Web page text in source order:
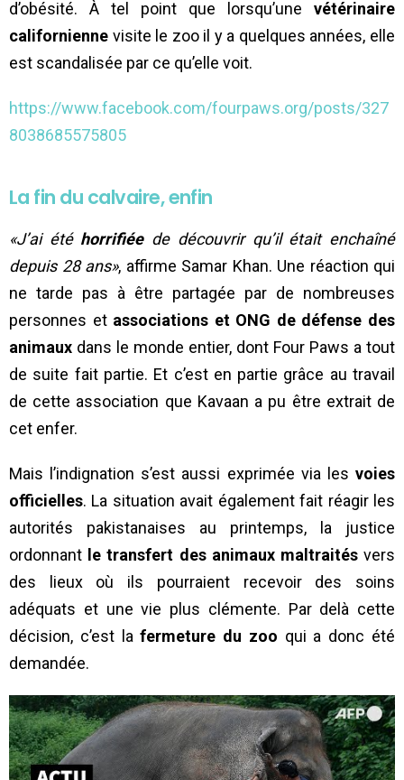
d’obésité. À tel point que lorsqu’une vétérinaire
californienne visite le zoo il y a quelques années, elle
est scandalisée par ce qu’elle voit.
https://www.facebook.com/fourpaws.org/posts/327
8038685575805
La fin du calvaire, enfin
«J’ai été horrifiéede découvrir qu’il était enchaîné
depuis 28 ans», affirme Samar Khan. Une réaction qui
ne tarde pas à être partagée par de nombreuses
personnes et associations et ONG de défense des
animaux dans le monde entier, dont Four Paws a tout
de suite fait partie. Et c’est en partie grâce au travail
de cette association que Kavaan a pu être extrait de
cet enfer.
Mais l’indignation s’est aussi exprimée via les voies
officielles. La situation avait également fait réagir les
autorités pakistanaises au printemps, la justice
ordonnant le transfert des animaux maltraitésvers
des lieux où ils pourraient recevoir des soins
adéquats et une vie plus clémente. Par delà cette
décision, c’est la fermeture du zoo qui a donc été
demandée.